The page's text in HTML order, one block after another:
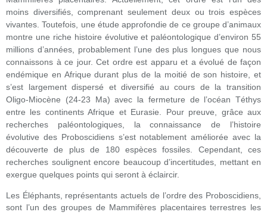
moins diversifiés, comprenant seulement deux ou trois espèces
vivantes. Toutefois, une étude approfondie de ce groupe d’animaux
montre une riche histoire évolutive et paléontologique d’environ 55
millions d’années, probablement l’une des plus longues que nous
connaissons à ce jour. Cet ordre est apparu et a évolué de façon
endémique en Afrique durant plus de la moitié de son histoire, et
s’est largement dispersé et diversifié au cours de la transition
Oligo-Miocène (24-23 Ma) avec la fermeture de l’océan Téthys
entre les continents Afrique et Eurasie. Pour preuve, grâce aux
recherches paléontologiques, la connaissance de l’histoire
évolutive des Proboscidiens s’est notablement améliorée avec la
découverte de plus de 180 espèces fossiles. Cependant, ces
recherches soulignent encore beaucoup d’incertitudes, mettant en
exergue quelques points qui seront à éclaircir.
Les Éléphants, représentants actuels de l’ordre des Proboscidiens,
sont l’un des groupes de Mammifères placentaires terrestres les